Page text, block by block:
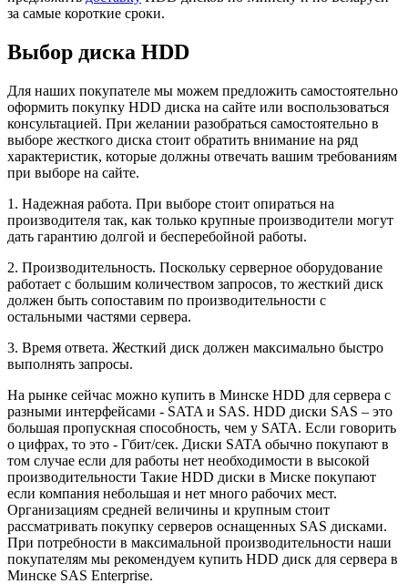
за самые короткие сроки.
Выбор диска HDD
Для наших покупателе мы можем предложить самостоятельно
оформить покупку HDD диска на сайте или воспользоваться
консультацией. При желании разобраться самостоятельно в
выборе жесткого диска стоит обратить внимание на ряд
характеристик, которые должны отвечать вашим требованиям
при выборе на сайте.
1. Надежная работа. При выборе стоит опираться на
производителя так, как только крупные производители могут
дать гарантию долгой и бесперебойной работы.
2. Производительность. Поскольку серверное оборудование
работает с большим количеством запросов, то жесткий диск
должен быть сопоставим по производительности с
остальными частями сервера.
3. Время ответа. Жесткий диск должен максимально быстро
выполнять запросы.
На рынке сейчас можно купить в Минске HDD для сервера с
разными интерфейсами - SATA и SAS. HDD диски SAS – это
большая пропускная способность, чем у SATA. Если говорить
о цифрах, то это - Гбит/сек. Диски SATA обычно покупают в
том случае если для работы нет необходимости в высокой
производительности Такие HDD диски в Миске покупают
если компания небольшая и нет много рабочих мест.
Организациям средней величины и крупным стоит
рассматривать покупку серверов оснащенных SAS дисками.
При потребности в максимальной производительности наши
покупателям мы рекомендуем купить HDD диск для сервера в
Минске SAS Enterprise.